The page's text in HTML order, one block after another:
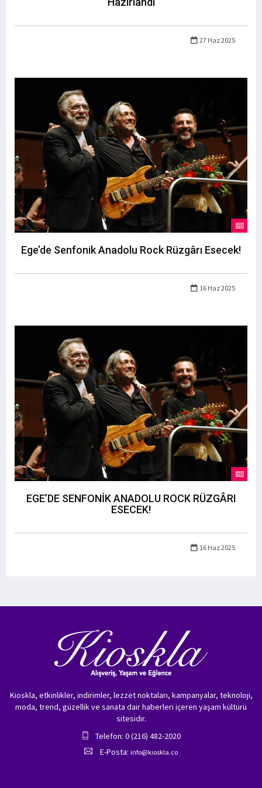
27 Haz 2025
Ege’de Senfonik Anadolu Rock Rüzgârı Esecek!
16 Haz 2025
EGE’DE SENFONİK ANADOLU ROCK RÜZGÂRI
ESECEK!
16 Haz 2025
Kioskla, etkinlikler, indirimler, lezzet noktaları, kampanyalar, teknoloji,
moda, trend, güzellik ve sanata dair haberleri içeren yaşam kültürü
sitesidir.
Telefon: 0 (216) 482-2020
E-Posta: info@kioskla.co